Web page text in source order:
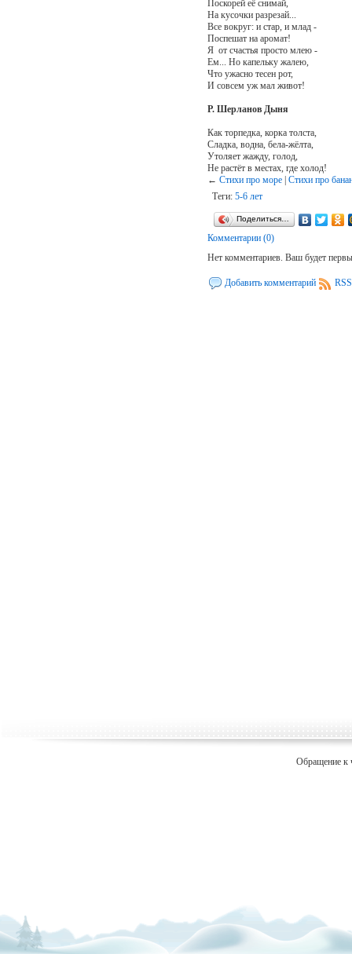
Поскорей её снимай,
На кусочки разрезай...
Все вокруг: и стар, и млад -
Поспешат на аромат!
Я от счастья просто млею -
Ем... Но капельку жалею,
Что ужасно тесен рот,
И совсем уж мал живот!
Р. Шерланов Дыня
Как торпедка, корка толста,
Сладка, водна, бела-жёлта,
Утоляет жажду, голод,
Не растёт в местах, где холод!
← Стихи про море| Стихи про
Теги: 5-6 лет
Поделиться…
Комментарии (0)
Нет комментариев. Ваш будет
Добавить комментарий
Обращение к